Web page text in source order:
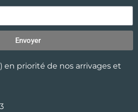
Envoyer
en priorité de nos arrivages et